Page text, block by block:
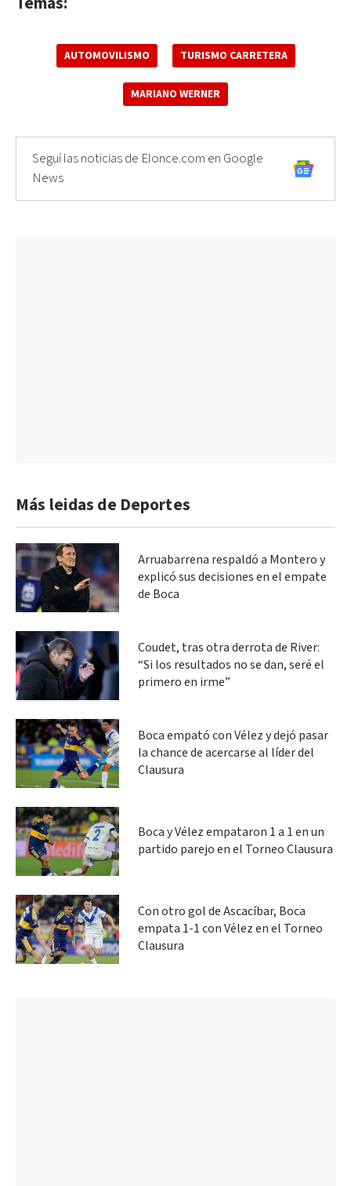
AUTOMOVILISMO TURISMO CARRETERA
MARIANO WERNER
Seguí las noticias de Elonce.com en Google
News
Más leidas de Deportes
Arruabarrena respaldó a Montero y
explicó sus decisiones en el empate
de Boca
Coudet, tras otra derrota de River:
“Si los resultados no se dan, seré el
primero en irme”
Boca empató con Vélez y dejó pasar
la chance de acercarse al líder del
Clausura
Boca y Vélez empataron 1 a 1 en un
partido parejo en el Torneo Clausura
Con otro gol de Ascacíbar, Boca
empata 1-1 con Vélez en el Torneo
Clausura